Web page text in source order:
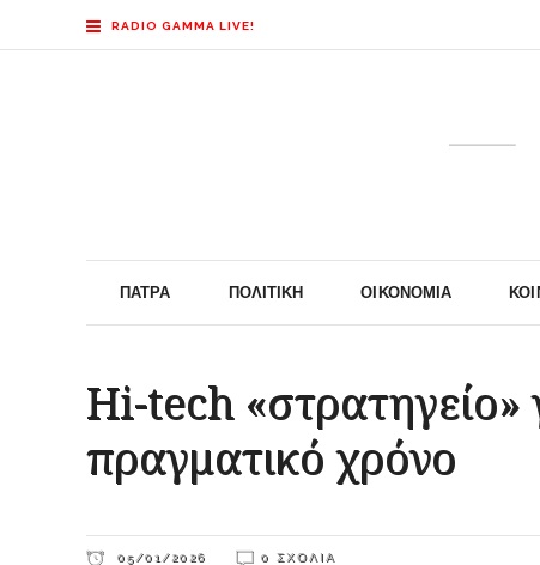
RADIO GAMMA LIVE!
ΠΆΤΡΑ ΠΟΛΙΤΙΚΉ ΟΙΚΟΝΟΜΊΑ
Hi-tech «στρατηγείο»
πραγματικό χρόνο
05/01/2026 0 ΣΧΌΛΙΑ